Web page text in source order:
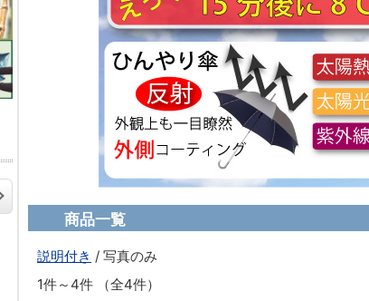
商品一覧
説明付き / 写真のみ
1件～4件 （全4件）